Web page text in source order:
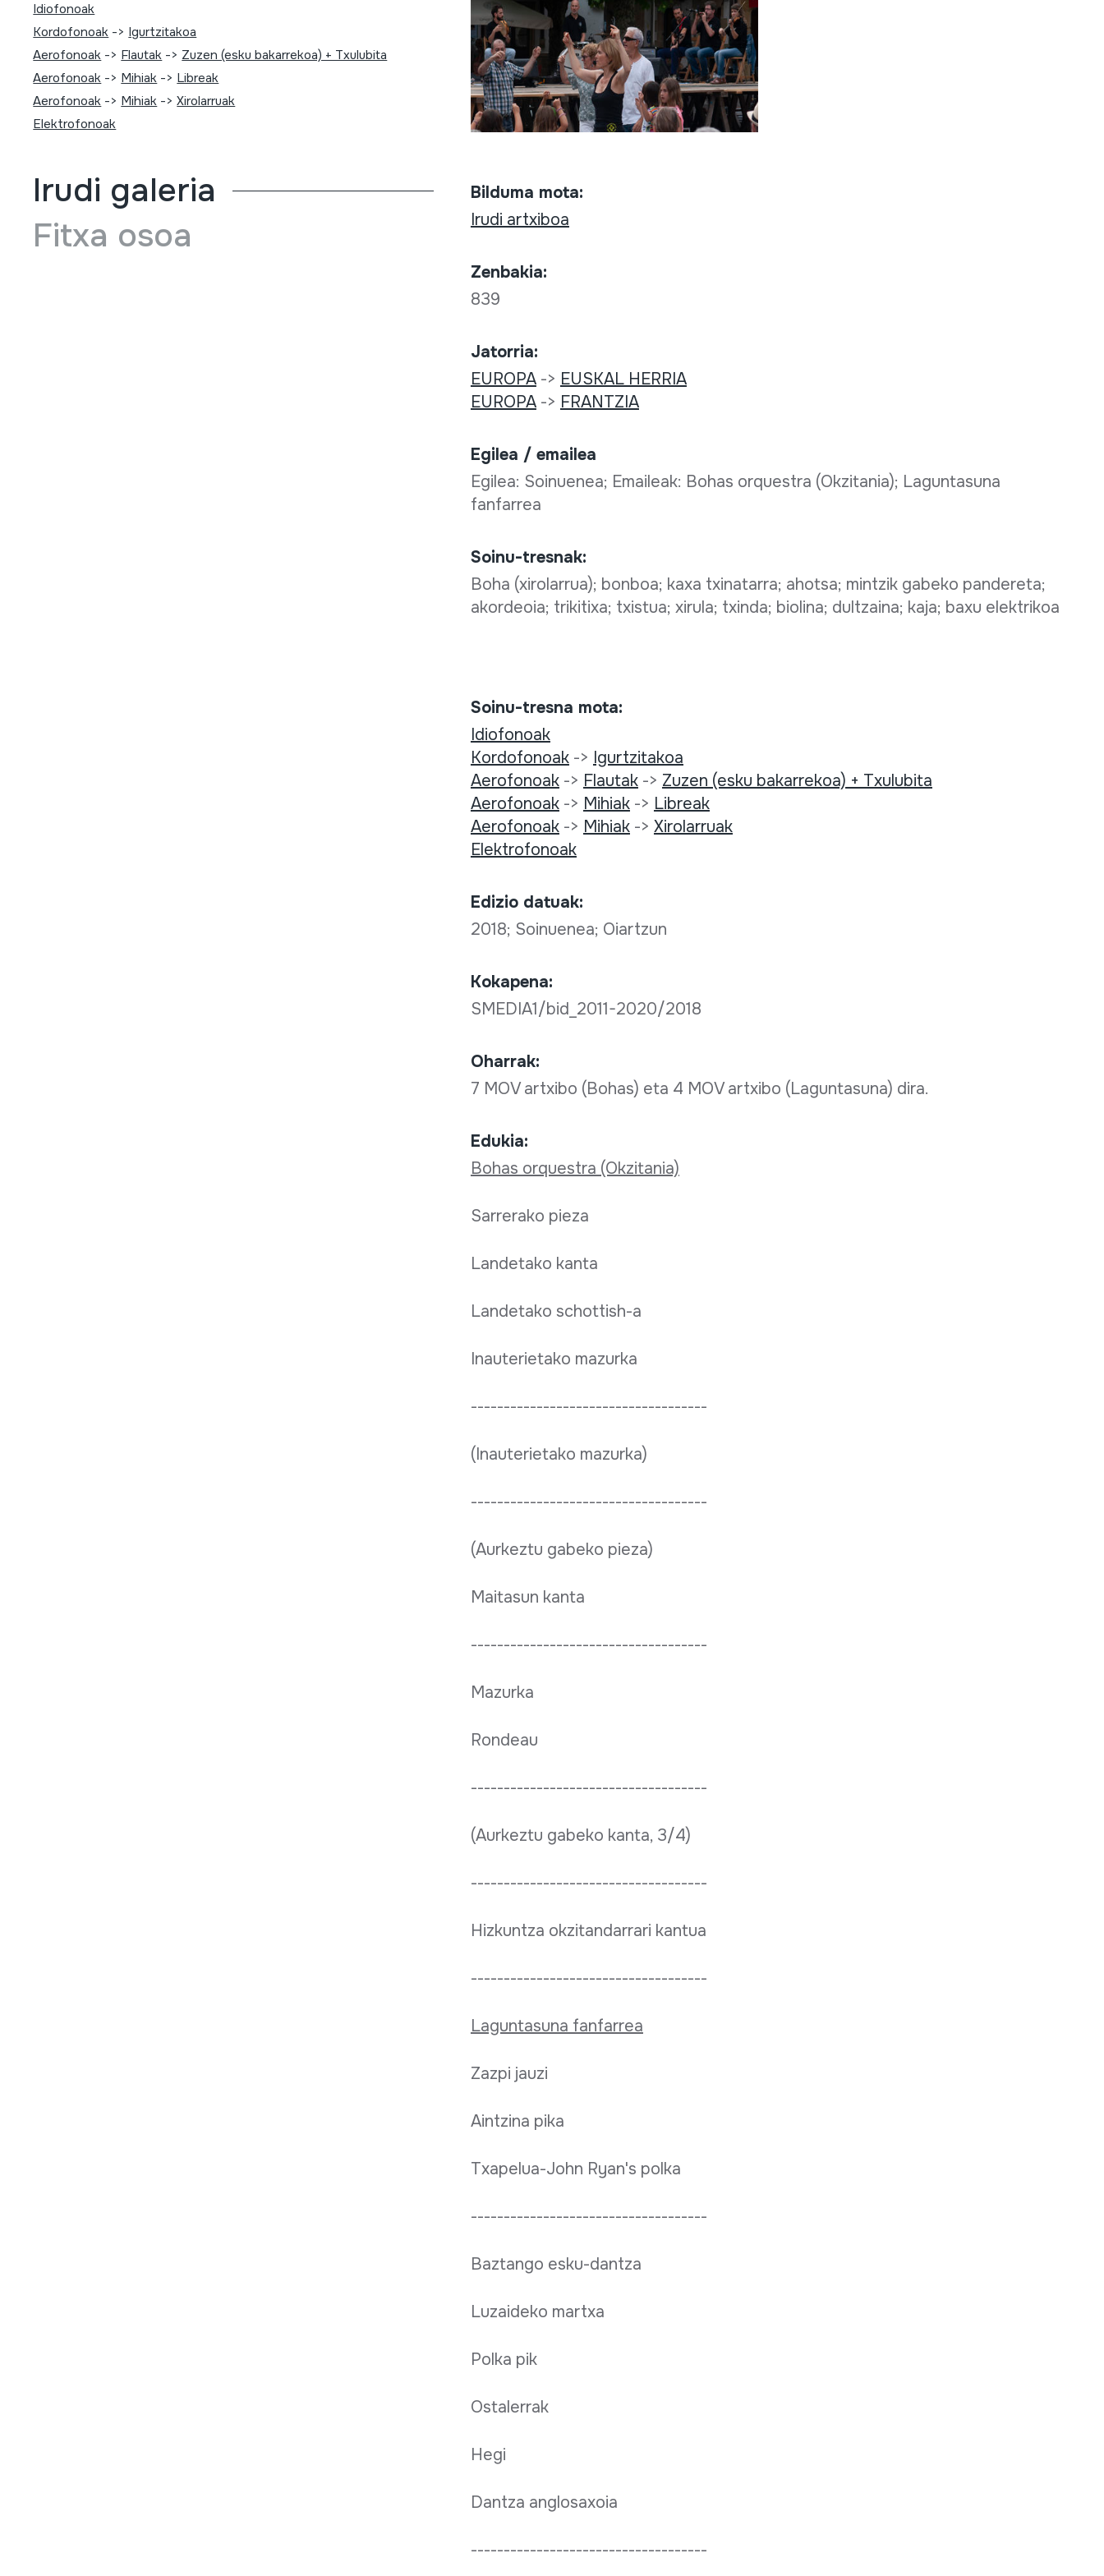
Idiofonoak
Kordofonoak -> Igurtzitakoa
Aerofonoak -> Flautak -> Zuzen (esku bakarrekoa) + Txulubita
Aerofonoak -> Mihiak -> Libreak
Aerofonoak -> Mihiak ->Xirolarruak
Elektrofonoak
Irudi galeria
Fitxa osoa
Bilduma mota:
Irudi artxiboa
Zenbakia:
839
Jatorria:
EUROPA-> EUSKAL HERRIA
EUROPA-> FRANTZIA
Egilea / emailea
Egilea: Soinuenea; Emaileak: Bohas orquestra (Okzitania); Laguntasuna
fanfarrea
Soinu-tresnak:
Boha (xirolarrua); bonboa; kaxa txinatarra; ahotsa; mintzik gabeko pandereta;
akordeoia; trikitixa; txistua; xirula; txinda; biolina; dultzaina; kaja; baxu elektrikoa
Soinu-tresna mota:
Idiofonoak
Kordofonoak-> Igurtzitakoa
Aerofonoak-> Flautak-> Zuzen (esku bakarrekoa) + Txulubita
Aerofonoak-> Mihiak-> Libreak
Aerofonoak-> Mihiak-> Xirolarruak
Elektrofonoak
Edizio datuak:
2018; Soinuenea; Oiartzun
Kokapena:
SMEDIA1/bid_2011-2020/2018
Oharrak:
7 MOV artxibo (Bohas) eta 4 MOV artxibo (Laguntasuna) dira.
Edukia:
Bohas orquestra (Okzitania)
Sarrerako pieza
Landetako kanta
Landetako schottish-a
Inauterietako mazurka
------------------------------------
(Inauterietako mazurka)
------------------------------------
(Aurkeztu gabeko pieza)
Maitasun kanta
------------------------------------
Mazurka
Rondeau
------------------------------------
(Aurkeztu gabeko kanta, 3/4)
------------------------------------
Hizkuntza okzitandarrari kantua
------------------------------------
Laguntasuna fanfarrea
Zazpi jauzi
Aintzina pika
Txapelua-John Ryan's polka
------------------------------------
Baztango esku-dantza
Luzaideko martxa
Polka pik
Ostalerrak
Hegi
Dantza anglosaxoia
------------------------------------